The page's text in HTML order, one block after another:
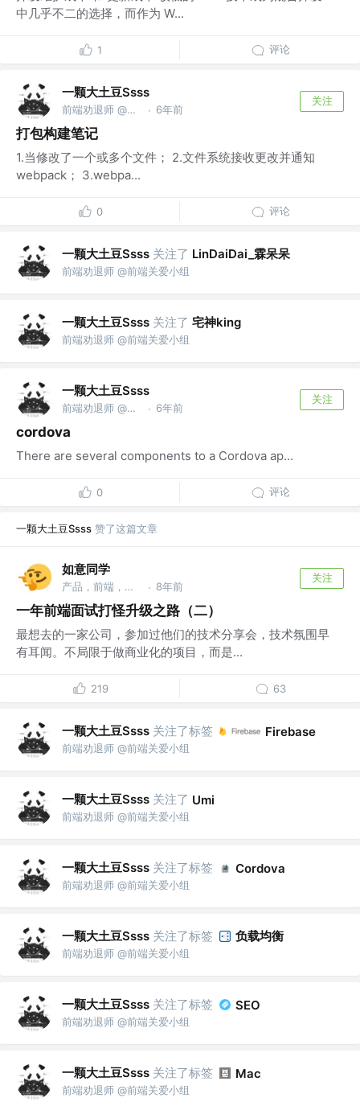
中几乎不二的选择，而作为 W...
1 评论
一颗大土豆Ssss
前端劝退师 @前端关爱小组 · 6年前
关注
打包构建笔记
1.当修改了一个或多个文件； 2.文件系统接收更改并通知
webpack； 3.webpa...
0 评论
一颗大土豆Ssss 关注了 LinDaiDai_霖呆呆
前端劝退师 @前端关爱小组
一颗大土豆Ssss 关注了 宅神king
前端劝退师 @前端关爱小组
一颗大土豆Ssss
前端劝退师 @前端关爱小组 · 6年前
关注
cordova
There are several components to a Cordova ap...
0 评论
一颗大土豆Ssss 赞了这篇文章
如意同学
产品，前端，机器学习，科研狗 @北京-没有围墙的研究所 · 8年前
关注
一年前端面试打怪升级之路（二）
最想去的一家公司，参加过他们的技术分享会，技术氛围早
有耳闻。不局限于做商业化的项目，而是...
219 63
一颗大土豆Ssss 关注了标签 Firebase
前端劝退师 @前端关爱小组
一颗大土豆Ssss 关注了 Umi
前端劝退师 @前端关爱小组
一颗大土豆Ssss 关注了标签 Cordova
前端劝退师 @前端关爱小组
一颗大土豆Ssss 关注了标签 负载均衡
前端劝退师 @前端关爱小组
一颗大土豆Ssss 关注了标签 SEO
前端劝退师 @前端关爱小组
一颗大土豆Ssss 关注了标签 Mac
前端劝退师 @前端关爱小组